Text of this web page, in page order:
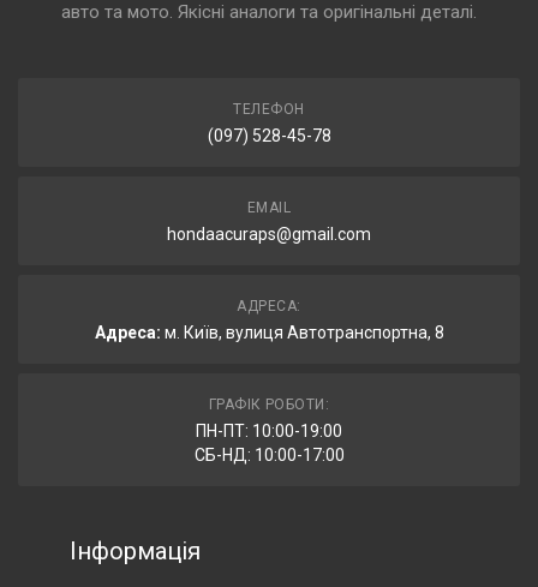
авто та мото. Якісні аналоги та оригінальні деталі.
ТЕЛЕФОН
(097) 528-45-78
EMAIL
hondaacuraps@gmail.com
АДРЕСА:
Адреса: м. Київ, вулиця Автотранспортна, 8
ГРАФІК РОБОТИ:
ПН-ПТ: 10:00-19:00
СБ-НД: 10:00-17:00
Інформація